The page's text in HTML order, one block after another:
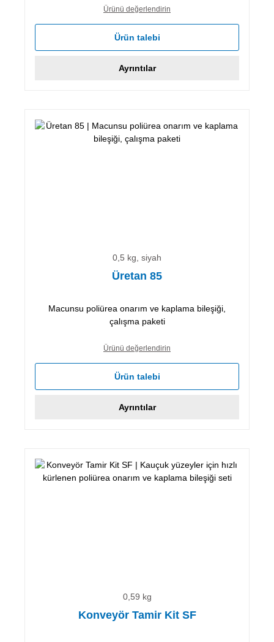
Ürünü değerlendirin
Ürün talebi
Ayrıntılar
0,5 kg, siyah
Üretan 85
Macunsu poliürea onarım ve kaplama bileşiği,
çalışma paketi
Ürünü değerlendirin
Ürün talebi
Ayrıntılar
0,59 kg
Konveyör Tamir Kit SF